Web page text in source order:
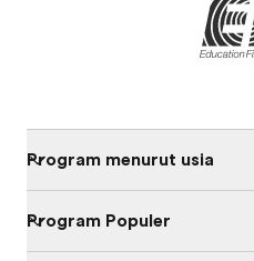
Program menurut usia
Program Populer